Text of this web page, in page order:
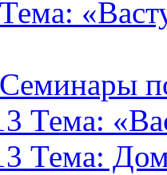
Тема:
Тема: